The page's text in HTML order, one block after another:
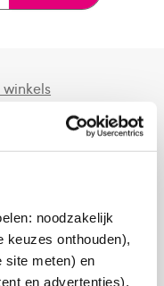
noodzakelijk
onthouden),
site meten) en
en advertenties).
winkels